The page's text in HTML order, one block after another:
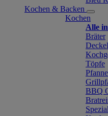
Kochen & Backen
Kochen
Alle
Bräter
Töpfe
BBQ